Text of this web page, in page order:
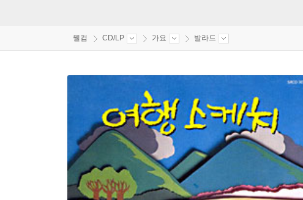
웰컴 CD/LP 가요 발라드